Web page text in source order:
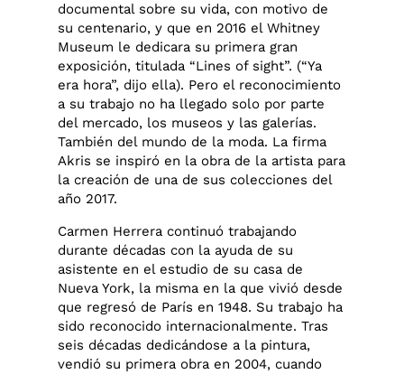
documental sobre su vida, con motivo de
su centenario, y que en 2016 el Whitney
Museum le dedicara su primera gran
exposición, titulada “Lines of sight”. (“Ya
era hora”, dijo ella). Pero el reconocimiento
a su trabajo no ha llegado solo por parte
del mercado, los museos y las galerías.
También del mundo de la moda. La firma
Akris se inspiró en la obra de la artista para
la creación de una de sus colecciones del
año 2017.
Carmen Herrera continuó trabajando
durante décadas con la ayuda de su
asistente en el estudio de su casa de
Nueva York, la misma en la que vivió desde
que regresó de París en 1948. Su trabajo ha
sido reconocido internacionalmente. Tras
seis décadas dedicándose a la pintura,
vendió su primera obra en 2004, cuando